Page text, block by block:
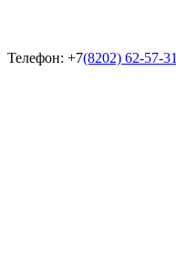
Телефон: +7(8202) 62-57-31